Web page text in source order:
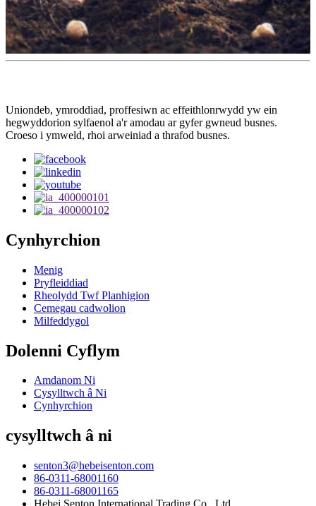
Uniondeb, ymroddiad, proffesiwn ac effeithlonrwydd yw ein
hegwyddorion sylfaenol a'r amodau ar gyfer gwneud busnes.
Croeso i ymweld, rhoi arweiniad a thrafod busnes.
Cynhyrchion
Menig
Pryfleiddiad
Rheolydd Twf Planhigion
Cemegau cadwolion
Milfeddygol
Dolenni Cyflym
Amdanom Ni
Cysylltwch â Ni
Cynhyrchion
cysylltwch â ni
senton3@hebeisenton.com
86-0311-68001160
86-0311-68001165